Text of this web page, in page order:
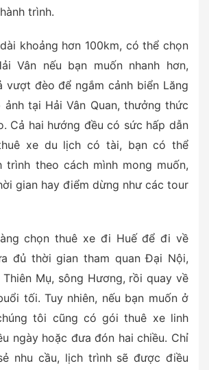
trình.
khoảng hơn 100km, có thể chọn
Vân nếu bạn muốn nhanh hơn,
vượt đèo để ngắm cảnh biển Lăng
ảnh tại Hải Vân Quan, thưởng thức
Cả hai hướng đều có sức hấp dẫn
xe du lịch có tài, bạn có thể
trình theo cách mình mong muốn,
gian hay điểm dừng như các tour
chọn thuê xe đi Huế để đi về
đủ thời gian tham quan Đại Nội,
Thiên Mụ, sông Hương, rồi quay về
tối. Tuy nhiên, nếu bạn muốn ở
tôi cũng có gói thuê xe linh
ngày hoặc đưa đón hai chiều. Chỉ
nhu cầu, lịch trình sẽ được điều